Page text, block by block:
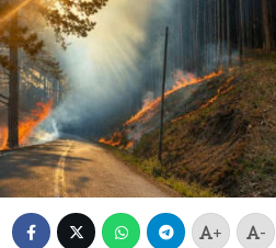
+ -